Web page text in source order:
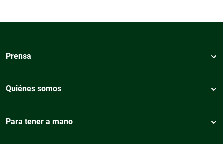
Prensa
Quiénes somos
Para tener a mano